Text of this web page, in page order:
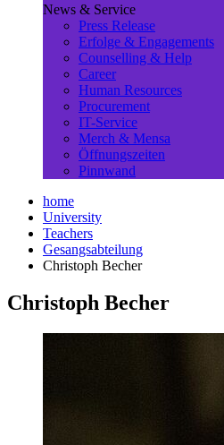
News & Service
Press Release
Erfolge & Engagements
Counselling & Help
Career
Human Resources
Procurement
IT-Service
Merch & Mensa
Öffnungszeiten
Pinnwand
home
University
Teachers
Gesangsabteilung
Christoph Becher
Christoph Becher